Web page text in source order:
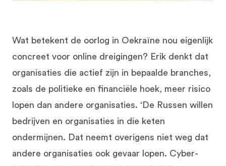
Wat betekent de oorlog in Oekraïne nou eigenlijk
concreet voor online dreigingen? Erik denkt dat
organisaties die actief zijn in bepaalde branches,
zoals de politieke en financiële hoek, meer risico
lopen dan andere organisaties. ‘De Russen willen
bedrijven en organisaties in die keten
ondermijnen. Dat neemt overigens niet weg dat
andere organisaties ook gevaar lopen. Cyber-